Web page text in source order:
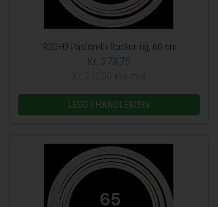
RODEO Pastorelli Rockering, 60 cm
Kr. 273,75
LEGG I HANDLEKURV